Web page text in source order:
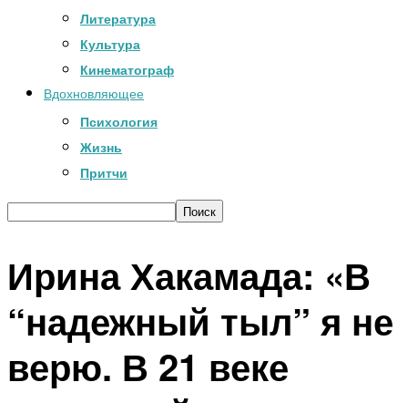
Литература
Культура
Кинематограф
Вдохновляющее
Психология
Жизнь
Притчи
Ирина Хакамада: «В
“надежный тыл” я не
верю. В 21 веке